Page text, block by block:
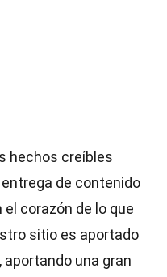
hechos creíbles
de contenido
corazón de lo que
sitio es aportado
una gran